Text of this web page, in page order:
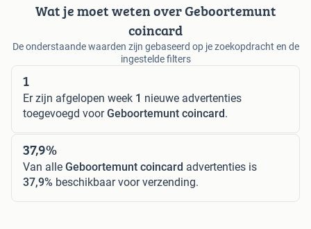
Wat je moet weten over Geboortemunt
coincard
De onderstaande waarden zijn gebaseerd op je zoekopdracht en de
ingestelde filters
1
Er zijn afgelopen week 1 nieuwe advertenties
toegevoegd voorGeboortemunt coincard.
37,9%
Van alle Geboortemunt coincard advertenties is
37,9% beschikbaar voor verzending.